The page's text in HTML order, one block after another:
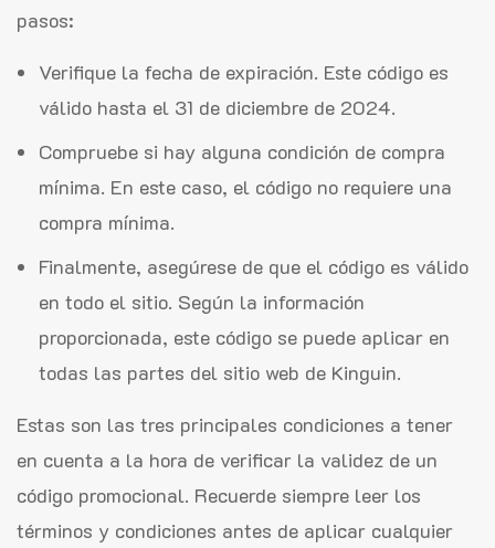
pasos:
Verifique la fecha de expiración. Este código es
válido hasta el 31 de diciembre de 2024.
Compruebe si hay alguna condición de compra
mínima. En este caso, el código no requiere una
compra mínima.
Finalmente, asegúrese de que el código es válido
en todo el sitio. Según la información
proporcionada, este código se puede aplicar en
todas las partes del sitio web de Kinguin.
Estas son las tres principales condiciones a tener
en cuenta a la hora de verificar la validez de un
código promocional. Recuerde siempre leer los
términos y condiciones antes de aplicar cualquier